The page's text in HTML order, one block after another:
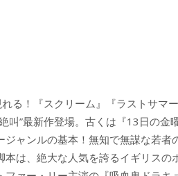
る！『スクリーム』『ラストサマ
叫”最新作登場。古くは『13日の金
ャンルの基本！無知で無謀な若者
は、絶大な人気を誇るイギリスの